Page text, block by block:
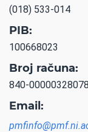
(018) 533-014
PIB:
100668023
Broj računa:
840-
Email: